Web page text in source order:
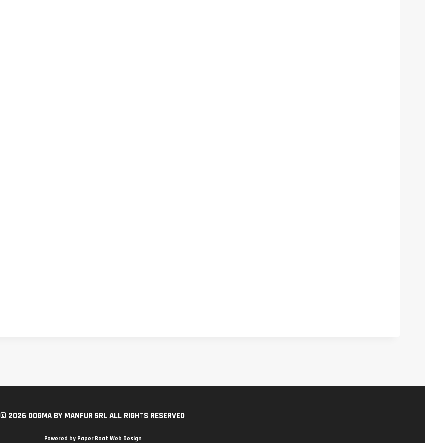
© 2026 DOGMA BY MANFUR SRL ALL RIGHTS RESERVED
Powered by Paper Boat Web Design